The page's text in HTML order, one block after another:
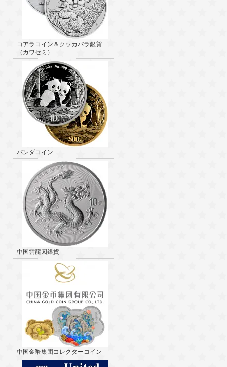
コアラコイン＆クッカバラ銀貨
（カワセミ）
パンダコイン
中国雲龍図銀貨
中国金幣集団コレクターコイン